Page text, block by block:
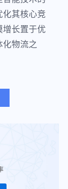
化其核心竞
增长置于优
化物流之